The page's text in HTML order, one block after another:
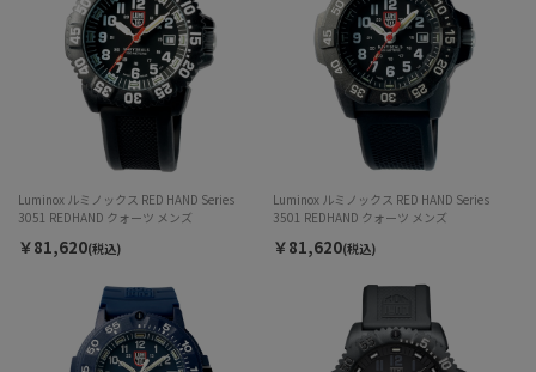
Luminox ルミノックス RED HAND Series
3051 REDHAND クォーツ メンズ
￥81,620(税込)
Luminox ルミノックス RED HAND Series
3501 REDHAND クォーツ メンズ
￥81,620(税込)